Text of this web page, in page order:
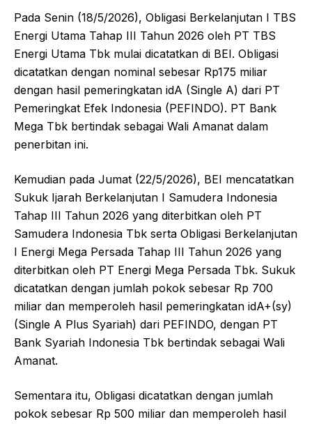
Pada Senin (18/5/2026), Obligasi Berkelanjutan I TBS
Energi Utama Tahap III Tahun 2026 oleh PT TBS
Energi Utama Tbk mulai dicatatkan di BEI. Obligasi
dicatatkan dengan nominal sebesar Rp175 miliar
dengan hasil pemeringkatan idA (Single A) dari PT
Pemeringkat Efek Indonesia (PEFINDO). PT Bank
Mega Tbk bertindak sebagai Wali Amanat dalam
penerbitan ini.
Kemudian pada Jumat (22/5/2026), BEI mencatatkan
Sukuk Ijarah Berkelanjutan I Samudera Indonesia
Tahap III Tahun 2026 yang diterbitkan oleh PT
Samudera Indonesia Tbk serta Obligasi Berkelanjutan
I Energi Mega Persada Tahap III Tahun 2026 yang
diterbitkan oleh PT Energi Mega Persada Tbk. Sukuk
dicatatkan dengan jumlah pokok sebesar Rp 700
miliar dan memperoleh hasil pemeringkatan idA+(sy)
(Single A Plus Syariah) dari PEFINDO, dengan PT
Bank Syariah Indonesia Tbk bertindak sebagai Wali
Amanat.
Sementara itu, Obligasi dicatatkan dengan jumlah
pokok sebesar Rp 500 miliar dan memperoleh hasil